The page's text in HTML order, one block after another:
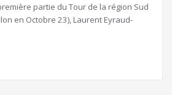
partie du Tour de la région Sud
en Octobre 23), Laurent Eyraud-